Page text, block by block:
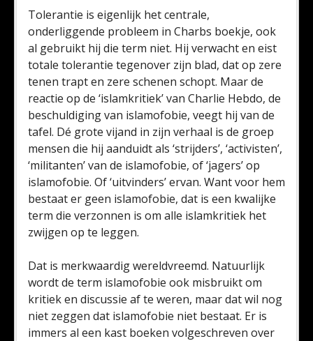
Tolerantie is eigenlijk het centrale,
onderliggende probleem in Charbs boekje, ook
al gebruikt hij die term niet. Hij verwacht en eist
totale tolerantie tegenover zijn blad, dat op zere
tenen trapt en zere schenen schopt. Maar de
reactie op de ‘islamkritiek’ van Charlie Hebdo, de
beschuldiging van islamofobie, veegt hij van de
tafel. Dé grote vijand in zijn verhaal is de groep
mensen die hij aanduidt als ‘strijders’, ‘activisten’,
‘militanten’ van de islamofobie, of ‘jagers’ op
islamofobie. Of ‘uitvinders’ ervan. Want voor hem
bestaat er geen islamofobie, dat is een kwalijke
term die verzonnen is om alle islamkritiek het
zwijgen op te leggen.
Dat is merkwaardig wereldvreemd. Natuurlijk
wordt de term islamofobie ook misbruikt om
kritiek en discussie af te weren, maar dat wil nog
niet zeggen dat islamofobie niet bestaat. Er is
immers al een kast boeken volgeschreven over